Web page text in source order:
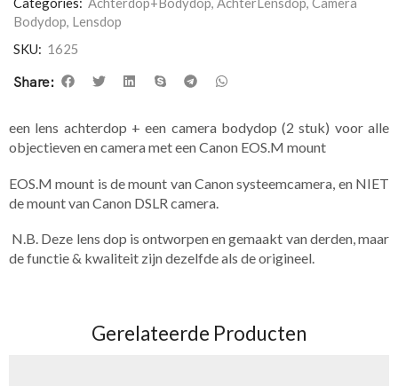
Bodydop, Lensdop
SKU: 1625
Share:
een lens achterdop + een camera bodydop (2 stuk) voor alle
objectieven en camera met een Canon EOS.M mount
EOS.M mount is de mount van Canon systeemcamera, en NIET
de mount van Canon DSLR camera.
N.B. Deze lens dop is ontworpen en gemaakt van derden, maar
de functie & kwaliteit zijn dezelfde als de origineel.
Gerelateerde Producten